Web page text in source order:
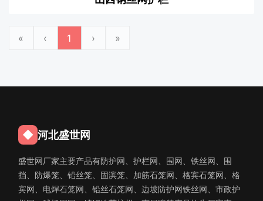
« ‹ 1 › »
◆ 河北盛世网
盛世网厂家主要产品有防护网、护栏网、围网、铁丝网、围
挡、防爆笼、铅丝笼、固滨笼、加筋石笼网、格宾石笼网、格
宾网、电焊石笼网、铅丝石笼网、边坡防护网铁丝网、市政护